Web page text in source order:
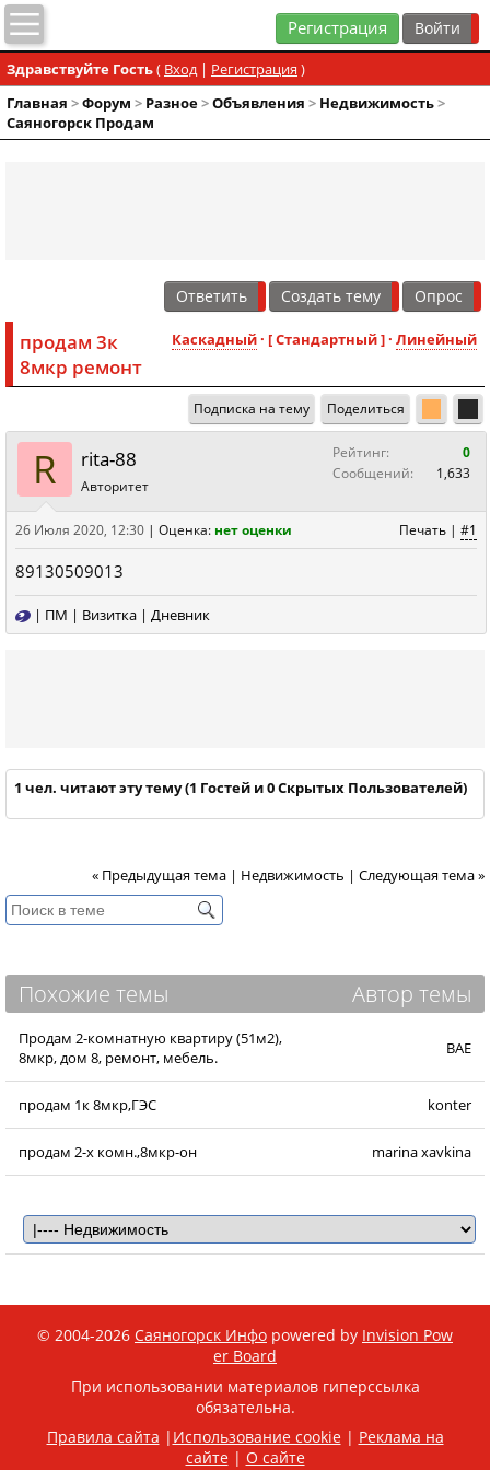
Регистрация
Здравствуйте Гость( Вход| Регистрация )
Главная >Форум > Разное>Объявления > Недвижимость>
Саяногорск Продам
Ответить Создать тему Опрос
Каскадный· [ Стандартный ] · Линейный
продам 3к
8мкр ремонт
Подписка на тему Поделиться
R rita-88
Авторитет
Рейтинг:
0
Сообщений:
1,633
Печать | #1
26 Июля 2020, 12:30 | Оценка: нет оценки
89130509013
| ПМ | Визитка | Дневник
1 чел. читают эту тему (1 Гостей и 0 Скрытых Пользователей)
« Предыдущая тема | Недвижимость | Следующая тема »
Похожие темы Автор темы
Продам 2-комнатную квартиру (51м2),
8мкр, дом 8, ремонт, мебель.
BAE
продам 1к 8мкр,ГЭС konter
продам 2-х комн.,8мкр-он marina xavkina
© 2004-2026 Саяногорск Инфо powered by Invision Pow
er Board
При использовании материалов гиперссылка
обязательна.
Правила сайта | Использование cookie| Реклама на
сайте| О сайте